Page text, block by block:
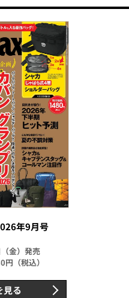
年9月号
金）発売
（税込）
見る